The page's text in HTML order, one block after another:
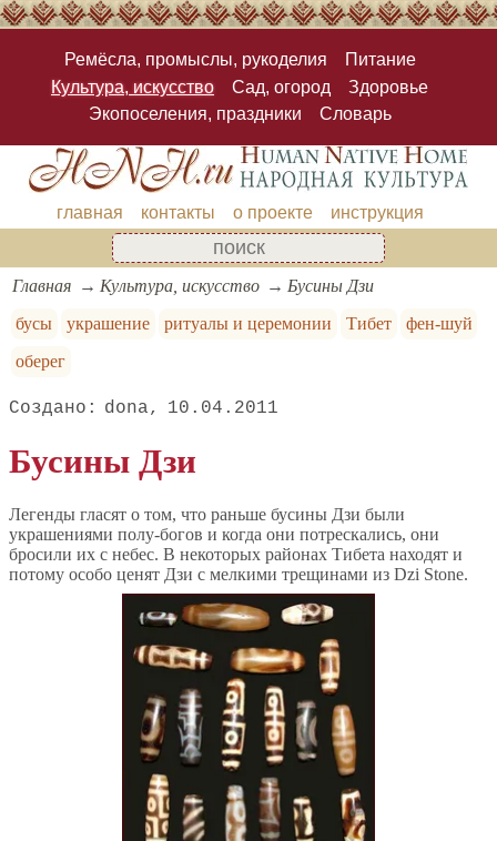
Ремёсла, промыслы, рукоделия
Питание
Культура, искусство
Сад, огород
Здоровье
Экопоселения, праздники
Словарь
главная контакты о проекте инструкция
Главная Культура, искусство
Бусины Дзи
бусы
украшение ритуалы и церемонии Тибет
фен-шуй
оберег
dona 10.04.2011
Бусины Дзи
Легенды гласят о том, что раньше бусины Дзи были
украшениями полу-богов и когда они потрескались, они
бросили их с небес. В некоторых районах Тибета находят и
потому особо ценят Дзи с мелкими трещинами из Dzi Stone.